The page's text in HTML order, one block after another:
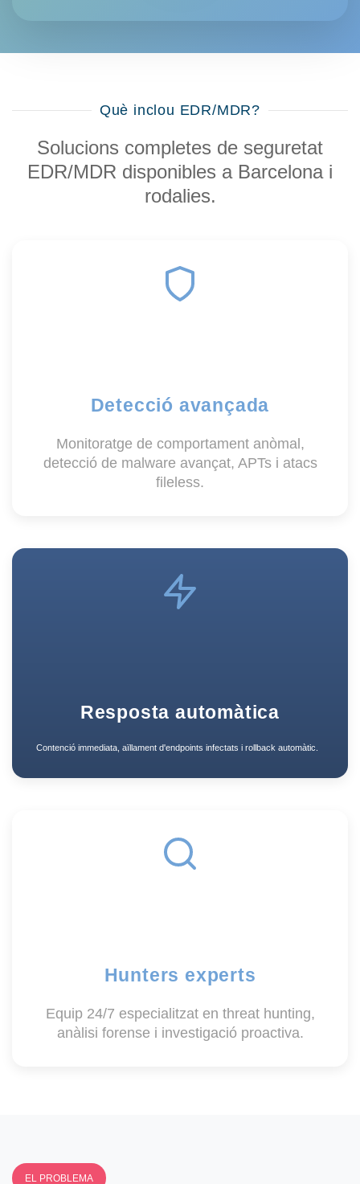
Què inclou EDR/MDR?
Solucions completes de seguretat
EDR/MDR disponibles a Barcelona i
rodalies.
Detecció avançada
Monitoratge de comportament anòmal,
detecció de malware avançat, APTs i atacs
fileless.
Resposta automàtica
Contenció immediata, aïllament d'endpoints infectats i rollback automàtic.
Hunters experts
Equip 24/7 especialitzat en threat hunting,
anàlisi forense i investigació proactiva.
EL PROBLEMA